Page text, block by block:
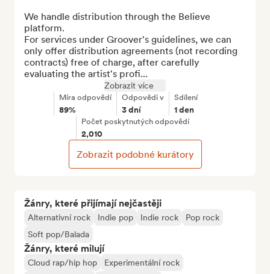
Žánry, které přijímají nejčastěji
Alternativní rock Indie pop Indie rock
Pop rock
Soft pop/Balada
Žánry, které milují
Cloud rap/hip hop
Experimentální rock
We handle distribution through the Believe
platform.
For services under Groover's guidelines, we can
only offer distribution agreements (not recording
contracts) free of charge, after carefully
evaluating the artist's profi...
Zobrazit více
Míra odpovědí
89%
Odpovědi v
3 dní
Sdílení
1 den
Počet poskytnutých odpovědí
2,010
Zobrazit podobné kurátory